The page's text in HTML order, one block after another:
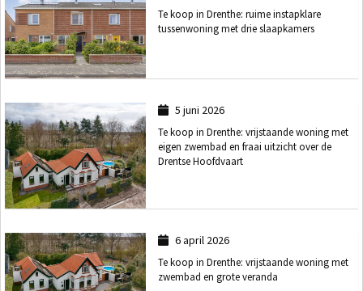
Te koop in Drenthe: ruime instapklare
tussenwoning met drie slaapkamers
5 juni 2026
Te koop in Drenthe: vrijstaande woning met
eigen zwembad en fraai uitzicht over de
Drentse Hoofdvaart
6 april 2026
Te koop in Drenthe: vrijstaande woning met
zwembad en grote veranda